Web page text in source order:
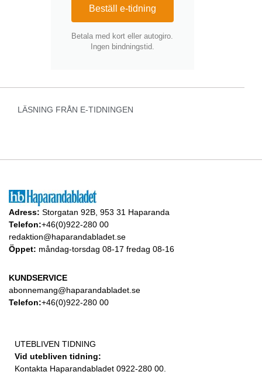
Beställ e-tidning
Betala med kort eller autogiro.
Ingen bindningstid.
LÄSNING FRÅN E-TIDNINGEN
Adress: Storgatan 92B, 953 31 Haparanda
Telefon:+46(0)922-280 00
redaktion@haparandabladet.se
Öppet: måndag-torsdag 08-17 fredag 08-16
KUNDSERVICE
abonnemang@haparandabladet.se
Telefon:+46(0)922-280 00
UTEBLIVEN TIDNING
Vid utebliven tidning:
Kontakta Haparandabladet 0922-280 00.